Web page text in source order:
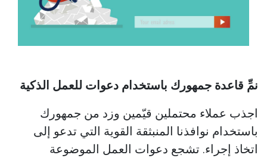
نمِّ قاعدة جمهورك باستخدام دعوات للعمل الذكية
اجذب عملاء محتملين قيّمين وزد من جمهورك
باستخدام نوافذنا المنبثقة القوية التي تدعو إلى
اتخاذ إجراء. تشجع دعوات العمل الموضوعة